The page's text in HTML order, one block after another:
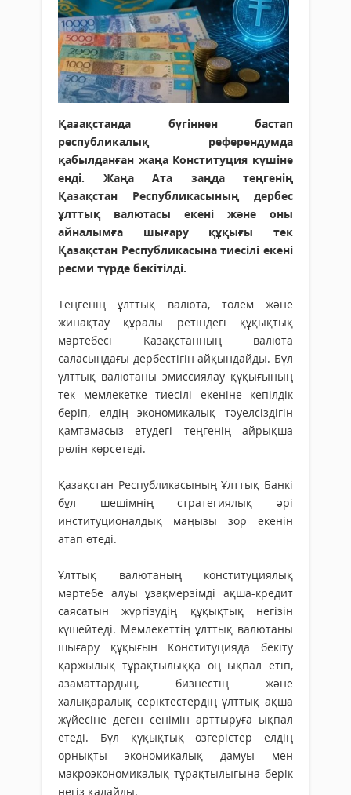
Қазақстанда бүгіннен бастап
республикалық референдумда
қабылданған жаңа Конституция күшіне
енді. Жаңа Ата заңда теңгенің
Қазақстан Республикасының дербес
ұлттық валютасы екені және оны
айналымға шығару құқығы тек
Қазақстан Республикасына тиесілі екені
ресми түрде бекітілді.
Теңгенің ұлттық валюта, төлем және
жинақтау құралы ретіндегі құқықтық
мәртебесі Қазақстанның валюта
саласындағы дербестігін айқындайды. Бұл
ұлттық валютаны эмиссиялау құқығының
тек мемлекетке тиесілі екеніне кепілдік
беріп, елдің экономикалық тәуелсіздігін
қамтамасыз етудегі теңгенің айрықша
рөлін көрсетеді.
Қазақстан Республикасының Ұлттық Банкі
бұл шешімнің стратегиялық әрі
институционалдық маңызы зор екенін
атап өтеді.
Ұлттық валютаның конституциялық
мәртебе алуы ұзақмерзімді ақша-кредит
саясатын жүргізудің құқықтық негізін
күшейтеді. Мемлекеттің ұлттық валютаны
шығару құқығын Конституцияда бекіту
қаржылық тұрақтылыққа оң ықпал етіп,
азаматтардың, бизнестің және
халықаралық серіктестердің ұлттық ақша
жүйесіне деген сенімін арттыруға ықпал
етеді. Бұл құқықтық өзгерістер елдің
орнықты экономикалық дамуы мен
макроэкономикалық тұрақтылығына берік
негіз қалайды.